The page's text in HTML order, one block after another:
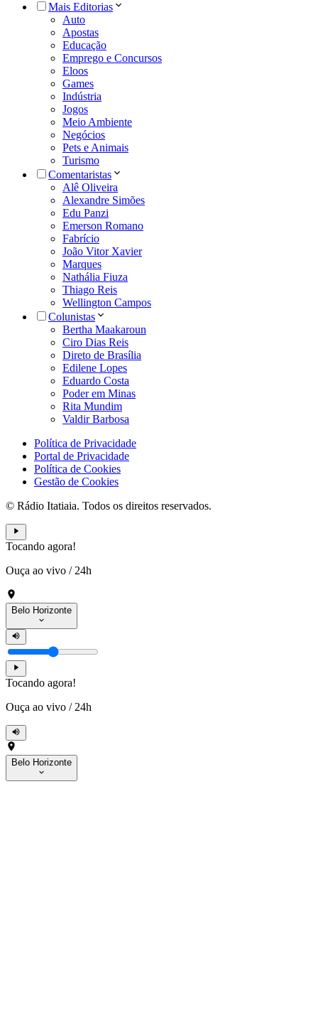
Mais Editorias
Auto
Apostas
Educação
Emprego e Concursos
Eloos
Games
Indústria
Jogos
Meio Ambiente
Negócios
Pets e Animais
Turismo
Comentaristas
Alê Oliveira
Alexandre Simões
Edu Panzi
Emerson Romano
Fabrício
João Vitor Xavier
Marques
Nathália Fiuza
Thiago Reis
Wellington Campos
Colunistas
Bertha Maakaroun
Ciro Dias Reis
Direto de Brasília
Edilene Lopes
Eduardo Costa
Poder em Minas
Rita Mundim
Valdir Barbosa
Política de Privacidade
Portal de Privacidade
Política de Cookies
Gestão de Cookies
© Rádio Itatiaia. Todos os direitos reservados.
Tocando agora!
Ouça ao vivo / 24h
Belo Horizonte
Tocando agora!
Ouça ao vivo / 24h
Belo Horizonte